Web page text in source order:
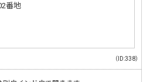
番地
（ID:338）